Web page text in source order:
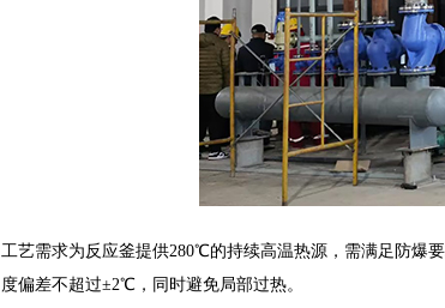
工艺需求为反应釜提供280℃的持续高温热源，需满足防爆
度偏差不超过±2℃，同时避免局部过热。